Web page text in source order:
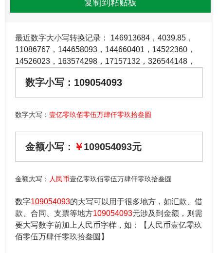
最近数字大小写转换记录： 146913684 ， 4039.85 ，
11086767 ， 144658093 ， 144660401 ， 14522360 ，
14526023 ， 163574298 ， 17157132 ， 326544148 ，
数字小写： 109054093
数字大写： 壹亿零玖佰零伍万肆仟零玖拾叁圆
金额小写： ￥109054093元
金额大写： 人民币壹亿零玖佰零伍万肆仟零玖拾叁圆
数字109054093的大写可以用于很多地方，如汇款、借
款、合同、支票等地方109054093元涉及到金额，则需
要大写数字前加上人民币字样，如：【人民币壹亿零玖
佰零伍万肆仟零玖拾叁圆】